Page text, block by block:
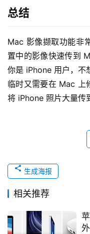
总结
Mac 影像撷取功能非
置中的影像快速传到
你是 iPhone 用户，
临时又需要在 Mac 上
将 iPhone 照片大量传
生成海报
相关推荐